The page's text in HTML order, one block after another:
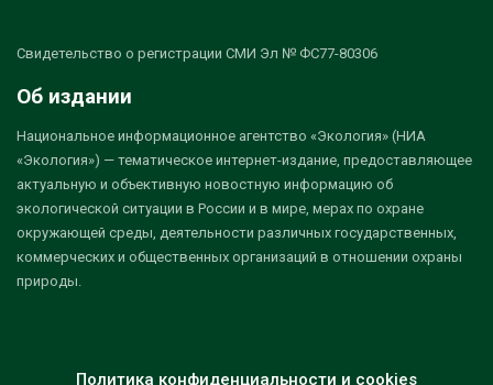
Свидетельство о регистрации СМИ Эл № ФС77-80306
Об издании
Национальное информационное агентство «Экология» (НИА
«Экология») — тематическое интернет-издание, предоставляющее
актуальную и объективную новостную информацию об
экологической ситуации в России и в мире, мерах по охране
окружающей среды, деятельности различных государственных,
коммерческих и общественных организаций в отношении охраны
природы.
Политика конфиденциальности и cookies